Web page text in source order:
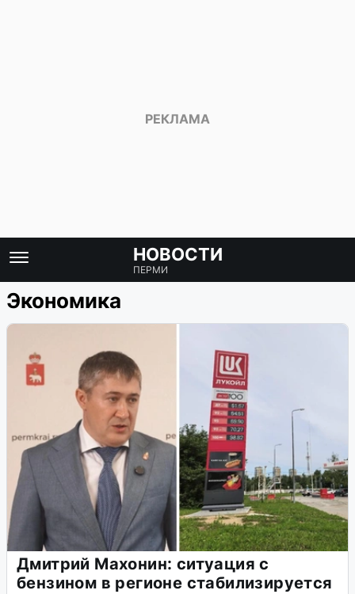
НОВОСТИ
ПЕРМИ
Экономика
Дмитрий Махонин: ситуация с
бензином в регионе стабилизируется